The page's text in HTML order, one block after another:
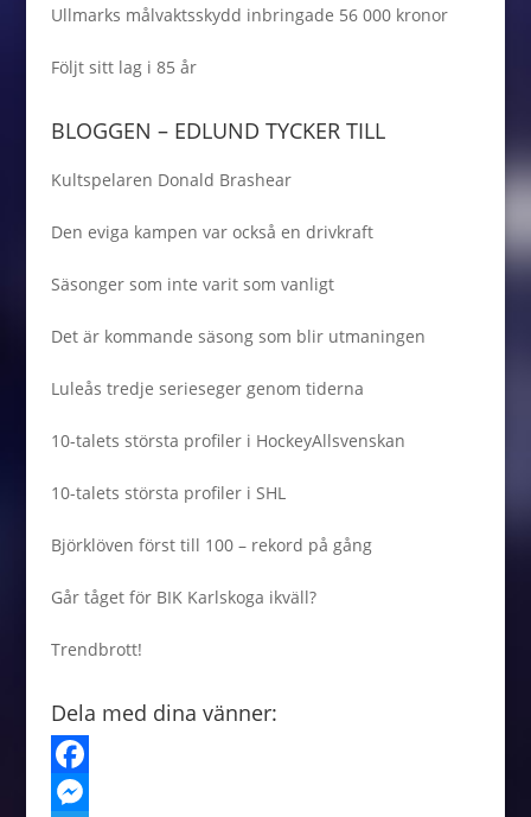
Ullmarks målvaktsskydd inbringade 56 000 kronor
Följt sitt lag i 85 år
BLOGGEN – EDLUND TYCKER TILL
Kultspelaren Donald Brashear
Den eviga kampen var också en drivkraft
Säsonger som inte varit som vanligt
Det är kommande säsong som blir utmaningen
Luleås tredje serieseger genom tiderna
10-talets största profiler i HockeyAllsvenskan
10-talets största profiler i SHL
Björklöven först till 100 – rekord på gång
Går tåget för BIK Karlskoga ikväll?
Trendbrott!
Dela med dina vänner:
F